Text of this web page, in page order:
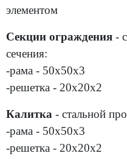
элементом
Секции ограждения -
сечения:
-рама - 50х50х3
-решетка - 20х20х2
Калитка - стальной
-рама - 50х50х3
-решетка - 20х20х2